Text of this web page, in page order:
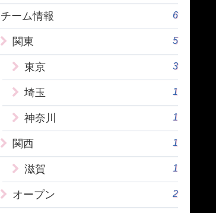
チーム情報 6
関東 5
東京 3
埼玉 1
神奈川 1
関西 1
滋賀 1
オープン 2